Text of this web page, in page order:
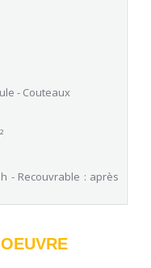
- Couteaux
- Recouvrable : après